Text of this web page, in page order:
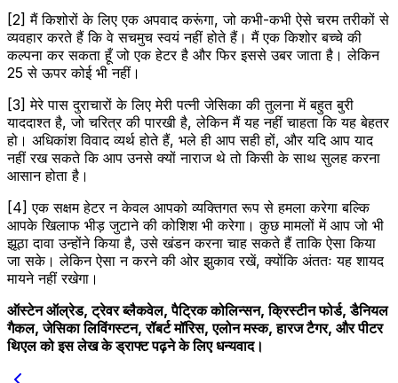
[2] मैं किशोरों के लिए एक अपवाद करूंगा, जो कभी-कभी ऐसे चरम तरीकों से
व्यवहार करते हैं कि वे सचमुच स्वयं नहीं होते हैं। मैं एक किशोर बच्चे की
कल्पना कर सकता हूँ जो एक हेटर है और फिर इससे उबर जाता है। लेकिन
25 से ऊपर कोई भी नहीं।
[3] मेरे पास दुराचारों के लिए मेरी पत्नी जेसिका की तुलना में बहुत बुरी
याददाश्त है, जो चरित्र की पारखी है, लेकिन मैं यह नहीं चाहता कि यह बेहतर
हो। अधिकांश विवाद व्यर्थ होते हैं, भले ही आप सही हों, और यदि आप याद
नहीं रख सकते कि आप उनसे क्यों नाराज थे तो किसी के साथ सुलह करना
आसान होता है।
[4] एक सक्षम हेटर न केवल आपको व्यक्तिगत रूप से हमला करेगा बल्कि
आपके खिलाफ भीड़ जुटाने की कोशिश भी करेगा। कुछ मामलों में आप जो भी
झूठा दावा उन्होंने किया है, उसे खंडन करना चाह सकते हैं ताकि ऐसा किया
जा सके। लेकिन ऐसा न करने की ओर झुकाव रखें, क्योंकि अंततः यह शायद
मायने नहीं रखेगा।
ऑस्टेन ऑल्रेड, ट्रेवर ब्लैकवेल, पैट्रिक कोलिन्सन, क्रिस्टीन फोर्ड, डैनियल
गैकल, जेसिका लिविंगस्टन, रॉबर्ट मॉरिस, एलोन मस्क, हारज टैगर, और पीटर
थिएल को इस लेख के ड्राफ्ट पढ़ने के लिए धन्यवाद।